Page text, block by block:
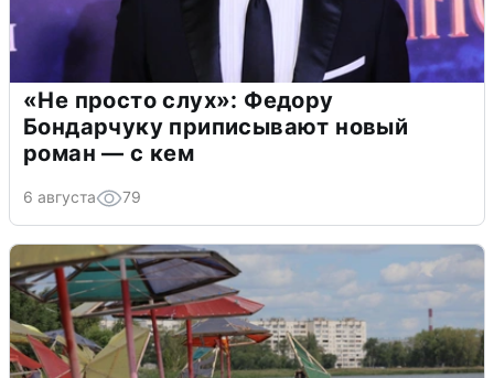
«Не просто слух»: Федору
Бондарчуку приписывают новый
роман — с кем
6 августа 79